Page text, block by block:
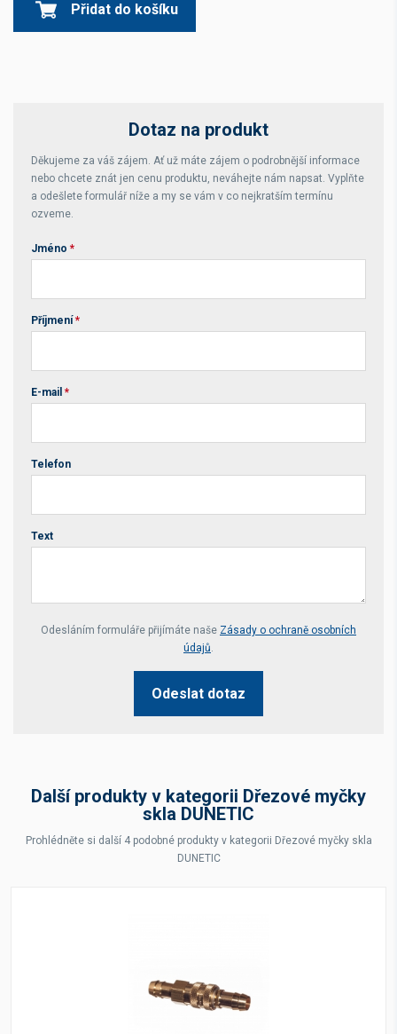
Přidat do košíku
Dotaz na produkt
Děkujeme za váš zájem. Ať už máte zájem o podrobnější informace
nebo chcete znát jen cenu produktu, neváhejte nám napsat. Vyplňte
a odešlete formulář níže a my se vám v co nejkratším termínu
ozveme.
Jméno *
Příjmení *
E-mail *
Telefon
Text
Your website *
Odesláním formuláře přijímáte naše Zásady o ochraně osobních
údajů.
Odeslat dotaz
Další produkty v kategorii Dřezové myčky
skla DUNETIC
Prohlédněte si další 4 podobné produkty v kategorii Dřezové myčky skla
DUNETIC